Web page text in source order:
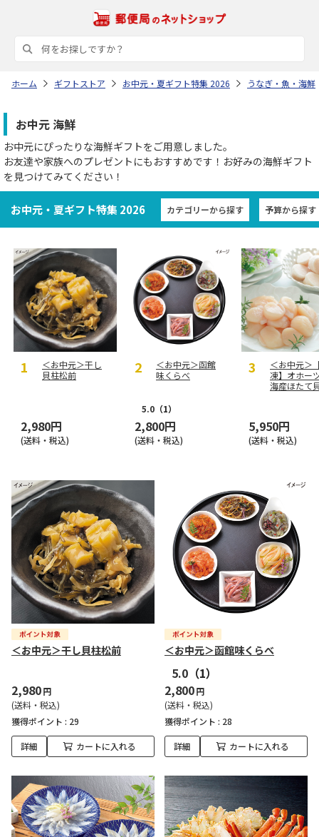
ホーム ギフトストア お中元・夏ギフト特集 2026 うなぎ・魚・海鮮
お中元 海鮮
お中元にぴったりな海鮮ギフトをご用意しました。
お友達や家族へのプレゼントにもおすすめです！お好みの海鮮ギフト
を見つけてみてください！
お中元・夏ギフト特集 2026 カテゴリーから探す 予算から探す
＜お中元＞干し
貝柱松前
2,980円
(送料・税込)
＜お中元＞函館
味くらべ
5.0 （1）
2,800円
(送料・税込)
＜お中元＞
凍】オホー
海産ほたて
5,950円
(送料・税込)
＜お中元＞干し貝柱松前
2,980円
(送料・税込)
獲得ポイント : 29
詳細 カートに入れる
＜お中元＞函館味くらべ
5.0 （1）
2,800円
(送料・税込)
獲得ポイント : 28
詳細 カートに入れる